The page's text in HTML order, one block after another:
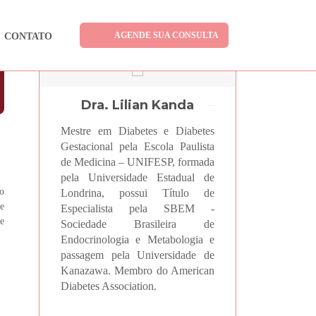
CONTATO AGENDE SUA CONSULTA
Dra. Lilian Kanda
Mestre em Diabetes e Diabetes
Gestacional pela Escola Paulista
de Medicina – UNIFESP, formada
pela Universidade Estadual de
Londrina, possui Título de
Especialista pela SBEM -
Sociedade Brasileira de
Endocrinologia e Metabologia e
passagem pela Universidade de
Kanazawa. Membro do American
Diabetes Association.